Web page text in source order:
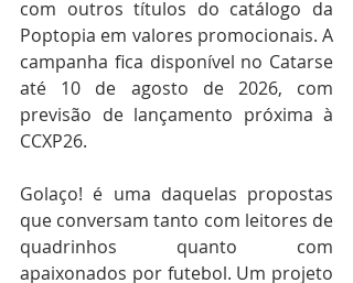
com outros títulos do catálogo da
Poptopia em valores promocionais. A
campanha fica disponível no Catarse
até 10 de agosto de 2026, com
previsão de lançamento próxima à
CCXP26.
Golaço! é uma daquelas propostas
que conversam tanto com leitores de
quadrinhos quanto com
apaixonados por futebol. Um projeto